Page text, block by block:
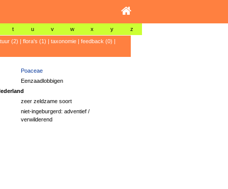
t u v w x y z
(2) | flora's (1) | taxonomie| feedback (0) |
Poaceae
Eenzaadlobbigen
zeer zeldzame soort
niet-ingeburgerd: adventief /
verwilderend